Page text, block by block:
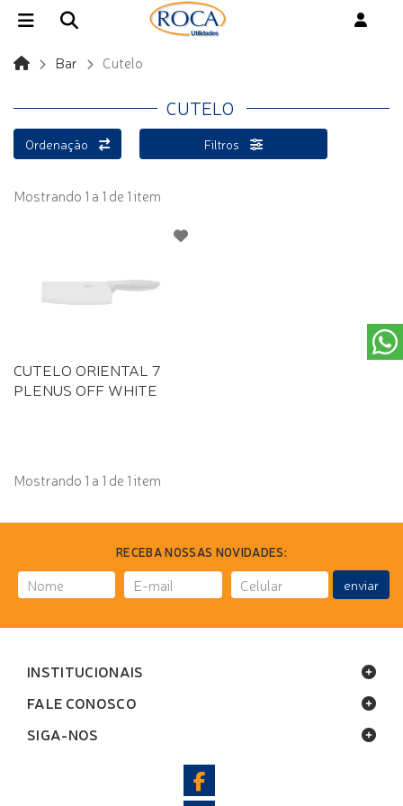
Bar Cutelo
CUTELO
Ordenação Filtros
Mostrando 1 a 1 de 1 item
CUTELO ORIENTAL 7
PLENUS OFF WHITE
Mostrando 1 a 1 de 1 item
RECEBA NOSSAS NOVIDADES:
enviar
INSTITUCIONAIS
FALE CONOSCO
SIGA-NOS